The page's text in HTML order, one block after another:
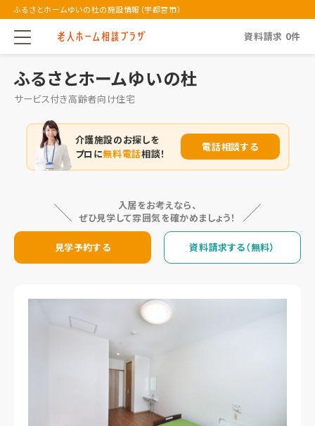
ふるさとホームゆいの杜の施設情報（宇都宮市）
資料請求 0件
ふるさとホームゆいの杜
サービス付き高齢者向け住宅
介護施設のお探しを
プロに無料電話相談！
電話相談する
入居をお考えなら、
ぜひ見学して雰囲気を確かめましょう！
見学予約する 資料請求する（無料）